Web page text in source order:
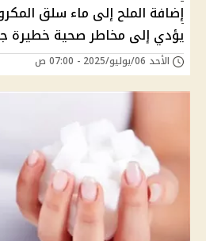
إضافة الملح إلى ماء سلق
يؤدي إلى مخاطر صحية خطيرة
الأحد 06/يوليو/2025 - 07:00 ص